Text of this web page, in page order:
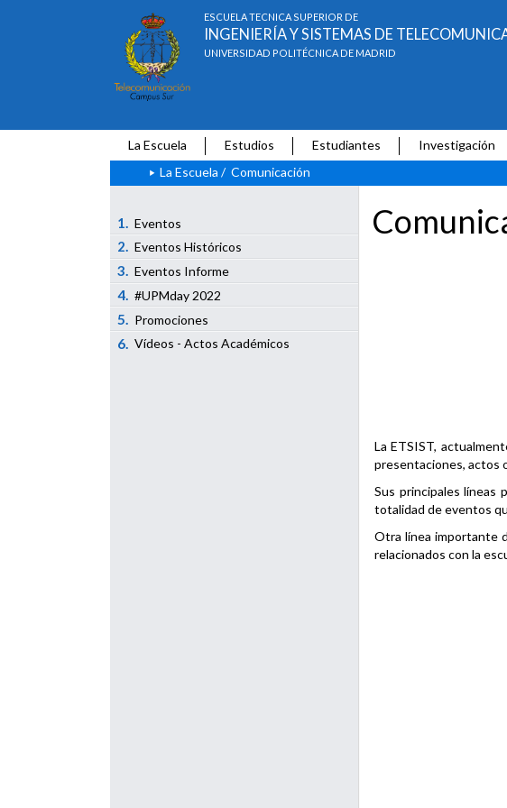
ESCUELA TÉCNICA SUPERIOR DE
INGENIERÍA Y SISTEMAS DE
UNIVERSIDAD POLITÉCNICA DE MADRID
La Escuela Estudios Estudiantes Investigación
La Escuela / Comunicación
1. Eventos
2. Eventos Históricos
3. Eventos Informe
4. #UPMday 2022
5. Promociones
6. Vídeos - Actos Académicos
La ETSIST,
presentaciones, actos
Sus principales líneas
totalidad de eventos
Otra línea importante
relacionados con la